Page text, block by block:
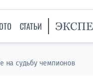
СТАТЬИ
на судьбу чемпионов